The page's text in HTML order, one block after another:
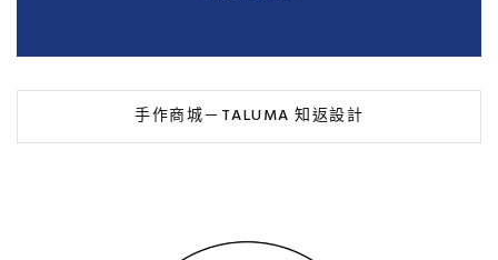
手作商城－TALUMA 知返設計